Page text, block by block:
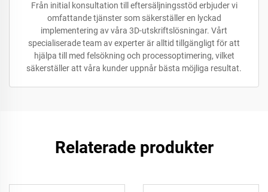
Från initial konsultation till eftersäljningsstöd erbjuder vi
omfattande tjänster som säkerställer en lyckad
implementering av våra 3D-utskriftslösningar. Vårt
specialiserade team av experter är alltid tillgängligt för att
hjälpa till med felsökning och processoptimering, vilket
säkerställer att våra kunder uppnår bästa möjliga resultat.
Relaterade produkter